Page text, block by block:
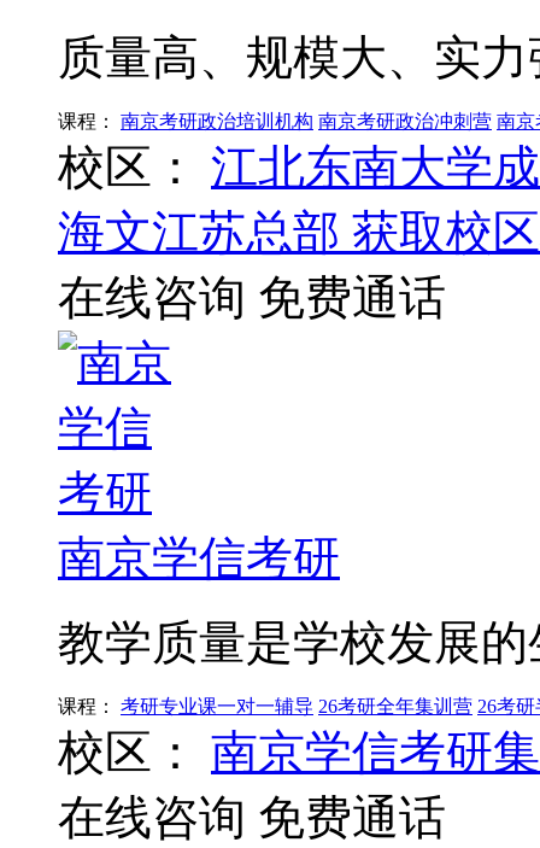
质量高、规模大、实
课程： 南京考研政治培训机构 南京考研政治冲刺营 南京
校区：
江北东南大学
海文江苏总部 获取校
在线咨询 免费通话
南京学信考研
教学质量是学校发展
课程： 考研专业课一对一辅导 26考研全年集训营 26考
校区：
南京学信考研
在线咨询 免费通话